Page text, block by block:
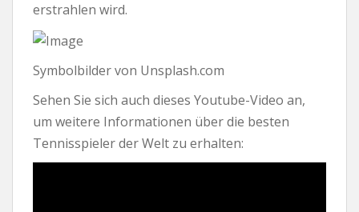
erstrahlen wird.
Symbolbilder von Unsplash.com
Sehen Sie sich auch dieses Youtube-Video an,
um weitere Informationen über die besten
Tennisspieler der Welt zu erhalten: